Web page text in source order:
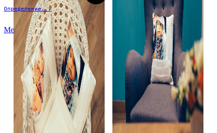
Определение...
Меню